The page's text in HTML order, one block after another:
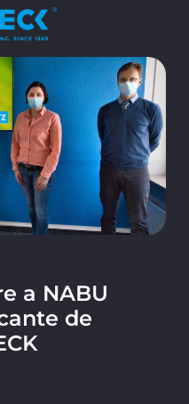
a NABU
de